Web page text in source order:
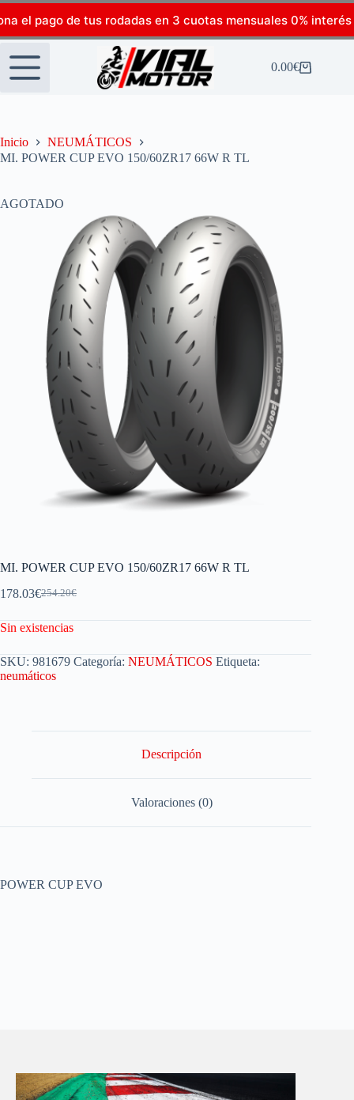
el pago de tus rodadas en 3 cuotas mensuales 0% interés
0.00€
Inicio
NEUMÁTICOS
MI. POWER CUP EVO 150/60ZR17 66W R TL
AGOTADO
MI. POWER CUP EVO 150/60ZR17 66W R TL
254.20€
178.03€
Sin existencias
SKU: 981679 Categoría: NEUMÁTICOS Etiqueta:
neumáticos
Descripción
Valoraciones (0)
POWER CUP EVO